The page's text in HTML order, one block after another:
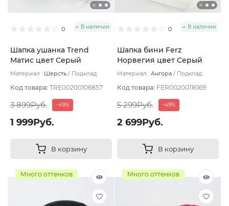
0 В наличии
Шапка ушанка Trend
Матис цвет Серый
светлый размер 56-58
Материал : Шерсть
Подклад:
Код товара: TRE00200106857
3 899Руб. -49%
1 999Руб.
В корзину
0 В наличии
Шапка бини Ferz
Норвегия цвет Серый
темный
Материал : Ангора
Подклад:
Код товара: FER00200116169
5 299Руб. -49%
2 699Руб.
В корзину
Много оттенков Много оттенков